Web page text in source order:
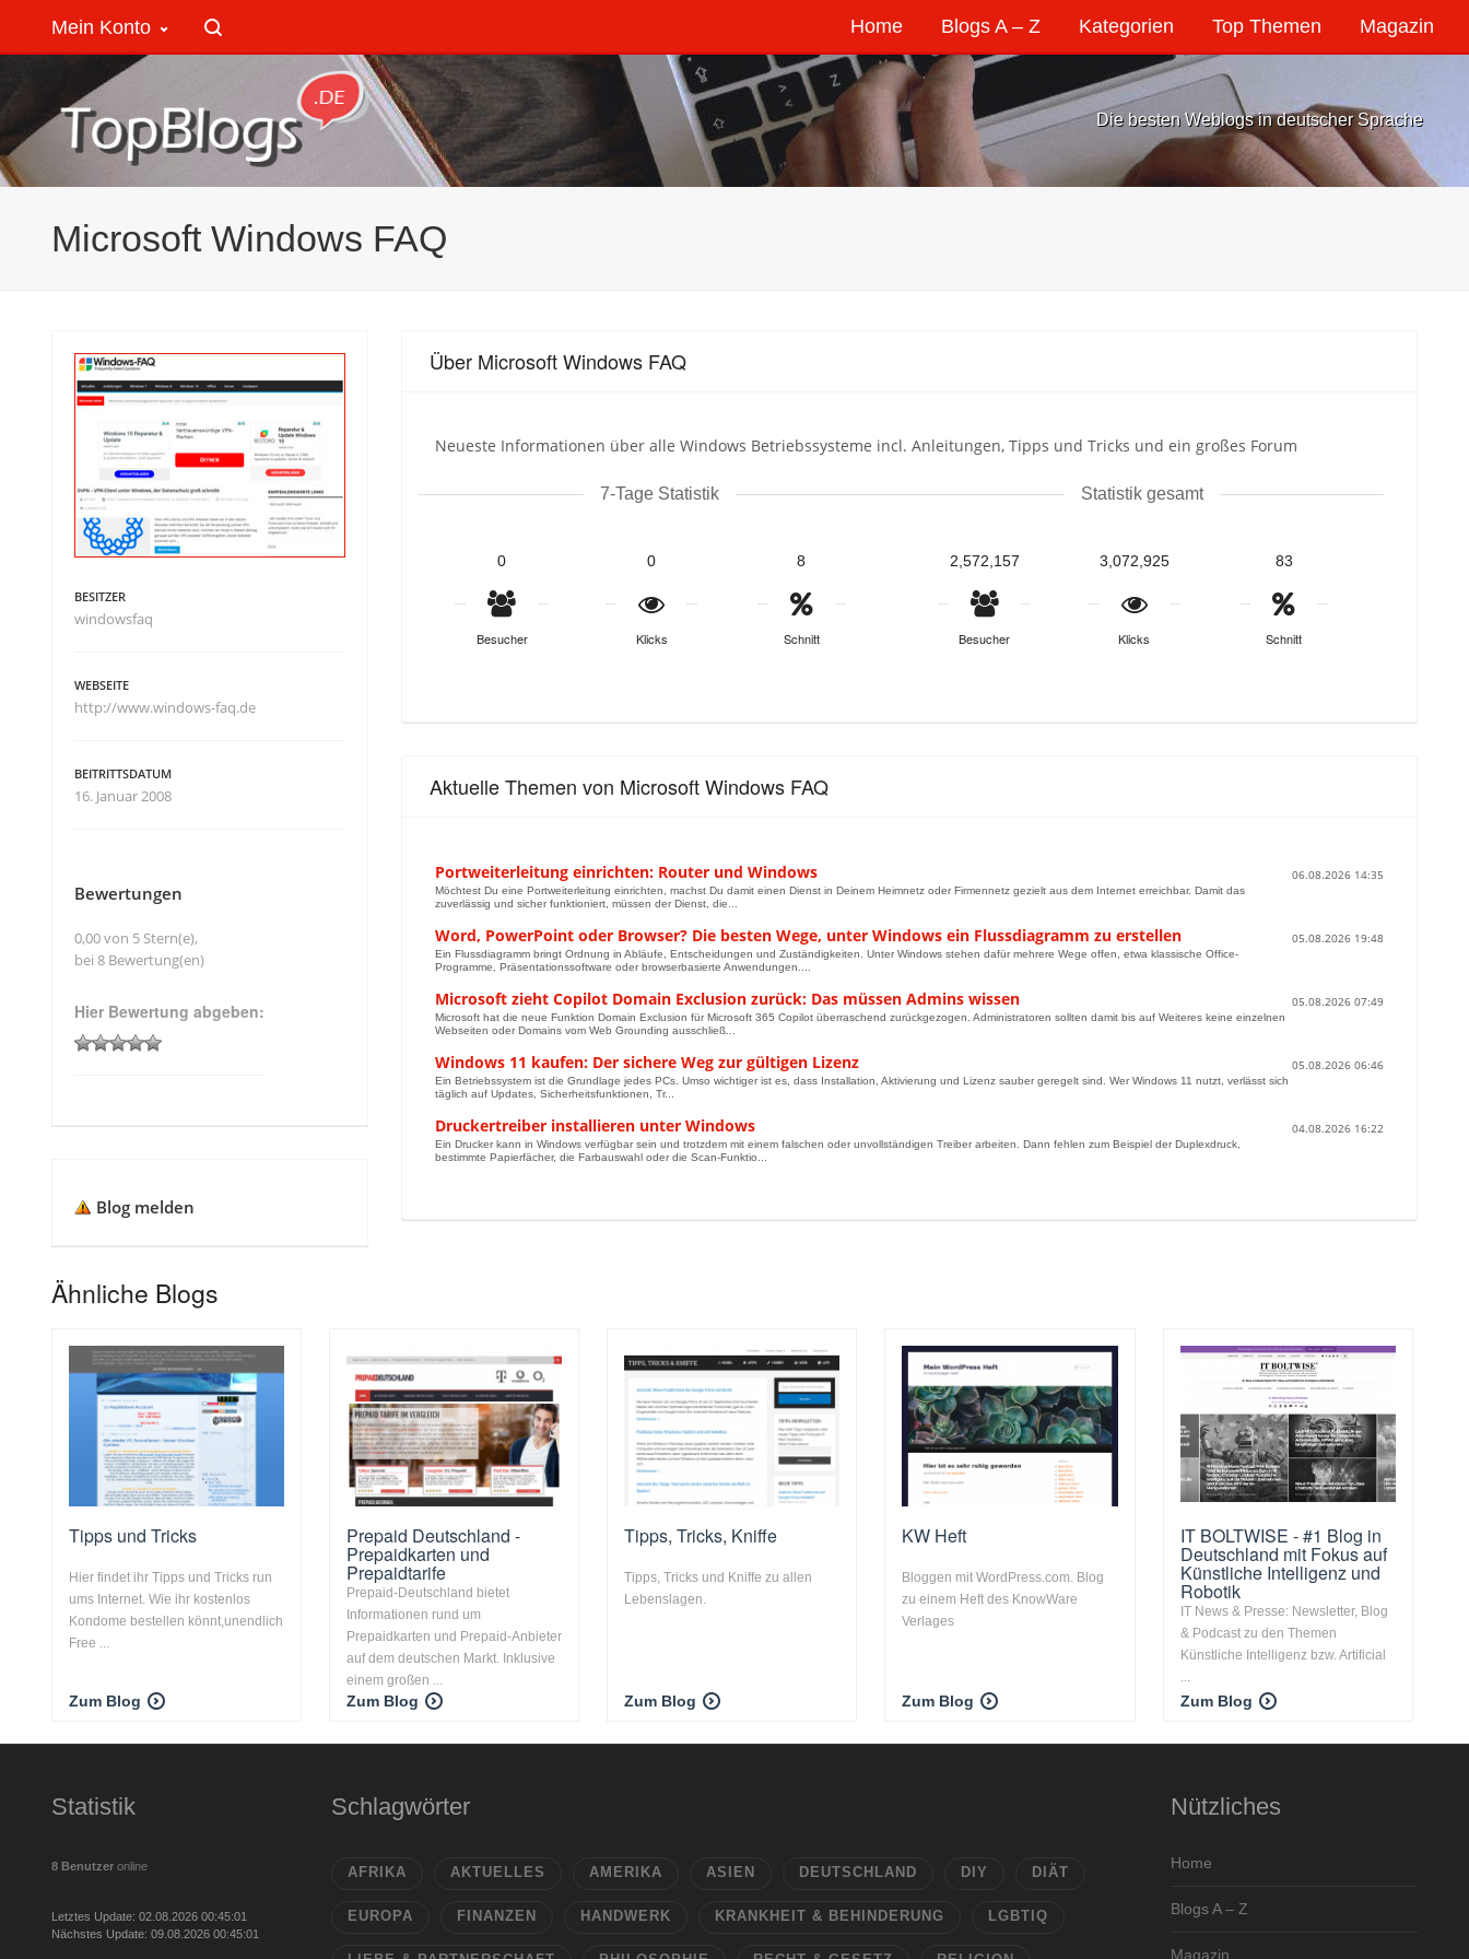
Home Blogs A – Z Kategorien Top Themen Magazin
Mein Konto
Die besten Weblogs in deutscher Sprache
Microsoft Windows FAQ
Über Microsoft Windows FAQ
Neueste Informationen über alle Windows Betriebssysteme incl. Anleitungen, Tipps und Tricks und ein großes Forum
7-Tage Statistik
0
Besucher
0
Klicks
8
Schnitt
Statistik gesamt
2,572,157
Besucher
3,072,925
Klicks
83
Schnitt
Aktuelle Themen von Microsoft Windows FAQ
Portweiterleitung einrichten: Router und Windows 06.08.2026 14:35
Möchtest Du eine Portweiterleitung einrichten, machst Du damit einen Dienst in Deinem Heimnetz oder Firmennetz gezielt aus dem Internet erreichbar. Damit das
zuverlässig und sicher funktioniert, müssen der Dienst, die...
Word, PowerPoint oder Browser? Die besten Wege, unter Windows ein Flussdiagramm zu erstellen 05.08.2026 19:48
Ein Flussdiagramm bringt Ordnung in Abläufe, Entscheidungen und Zuständigkeiten. Unter Windows stehen dafür mehrere Wege offen, etwa klassische Office-
Programme, Präsentationssoftware oder browserbasierte Anwendungen....
Microsoft zieht Copilot Domain Exclusion zurück: Das müssen Admins wissen 05.08.2026 07:49
Microsoft hat die neue Funktion Domain Exclusion für Microsoft 365 Copilot überraschend zurückgezogen. Administratoren sollten damit bis auf Weiteres keine einzelnen
Webseiten oder Domains vom Web Grounding ausschließ...
Windows 11 kaufen: Der sichere Weg zur gültigen Lizenz 05.08.2026 06:46
Ein Betriebssystem ist die Grundlage jedes PCs. Umso wichtiger ist es, dass Installation, Aktivierung und Lizenz sauber geregelt sind. Wer Windows 11 nutzt, verlässt sich
täglich auf Updates, Sicherheitsfunktionen, Tr...
Druckertreiber installieren unter Windows 04.08.2026 16:22
Ein Drucker kann in Windows verfügbar sein und trotzdem mit einem falschen oder unvollständigen Treiber arbeiten. Dann fehlen zum Beispiel der Duplexdruck,
bestimmte Papierfächer, die Farbauswahl oder die Scan-Funktio...
BESITZER
windowsfaq
WEBSEITE
http://www.windows-faq.de
BEITRITTSDATUM
16. Januar 2008
Bewertungen
0,00 von 5 Stern(e),
bei 8 Bewertung(en)
Hier Bewertung abgeben:
Blog melden
Ähnliche Blogs
Tipps und Tricks
Hier findet ihr Tipps und Tricks run
ums Internet. Wie ihr kostenlos
Kondome bestellen könnt,unendlich
Free ...
Zum Blog
Prepaid Deutschland -
Prepaidkarten und
Prepaidtarife
Prepaid-Deutschland bietet
Informationen rund um
Prepaidkarten und Prepaid-Anbieter
auf dem deutschen Markt. Inklusive
einem großen ...
Zum Blog
Tipps, Tricks, Kniffe
Tipps, Tricks und Kniffe zu allen
Lebenslagen.
Zum Blog
KW Heft
Bloggen mit WordPress.com. Blog
zu einem Heft des KnowWare
Verlages
Zum Blog
IT BOLTWISE - #1 Blog in
Deutschland mit Fokus auf
Künstliche Intelligenz und
Robotik
IT News & Presse: Newsletter, Blog
& Podcast zu den Themen
Künstliche Intelligenz bzw. Artificial
...
Zum Blog
Statistik
8 Benutzer online
Letztes Update: 02.08.2026 00:45:01
Nächstes Update: 09.08.2026 00:45:01
Schlagwörter
AFRIKA AKTUELLES AMERIKA ASIEN DEUTSCHLAND DIY DIÄT
EUROPA FINANZEN HANDWERK KRANKHEIT & BEHINDERUNG LGBTIQ
Nützliches
Home
Blogs A – Z
Magazin